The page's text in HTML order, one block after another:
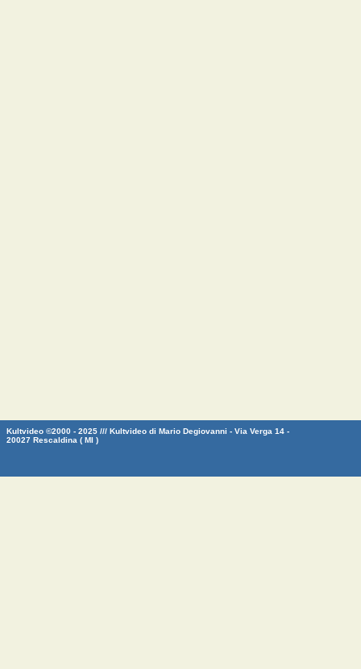
Kultvideo ©2000 - 2025 /// Kultvideo di Mario Degiovanni - Via Verga 14 -
20027 Rescaldina ( MI )